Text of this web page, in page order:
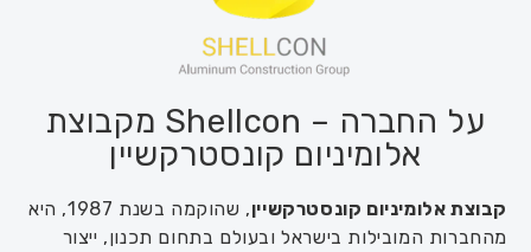
על החברה – Shellcon מקבוצת
אלומיניום קונסטרקשיין
קבוצת אלומיניום קונסטרקשיין
, שהוקמה בשנת 1987, היא
מהחברות המובילות בישראל ובעולם בתחום תכנון, ייצור